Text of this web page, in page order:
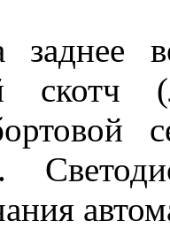
заднее
скотч